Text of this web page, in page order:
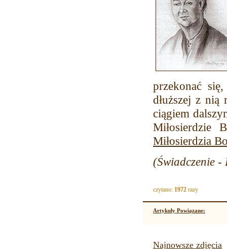
przekonać
dłuższej z nią
ciągiem
Miłosierdzie
Miłosierdzia
(Świadczenie
czytano: 1972 razy
Artykuły Powiązane:
Najnowsze zdjęcia